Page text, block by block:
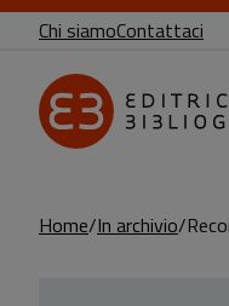
Chi siamoContattaci
Home In archivio